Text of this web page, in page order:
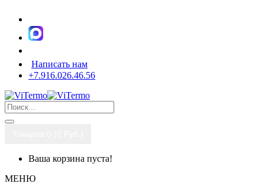
Написать нам
+7.916.026.46.56
Ваша корзина пуста!
МЕНЮ